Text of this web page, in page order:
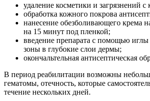
удаление косметики и загрязнений
обработка кожного покрова
нанесение обезболивающего крема
на 15 минут под пленкой;
введение препарата с помощью
зоны в глубокие слои дермы;
окончальтельная антисептическая
В период реабилитации возможны
гематомы, отечность, которые
течение нескольких дней.